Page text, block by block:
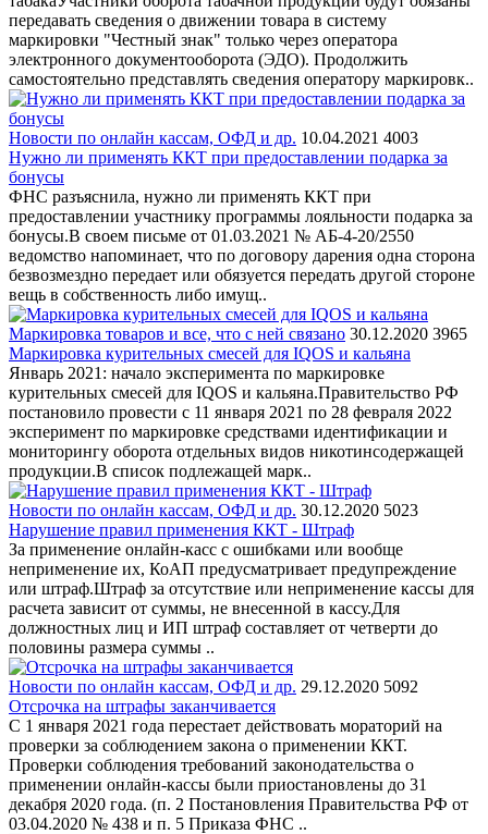
передавать сведения о движении товара в систему
маркировки "Честный знак" только через оператора
электронного документооборота (ЭДО). Продолжить
самостоятельно представлять сведения оператору маркировк..
Новости по онлайн кассам, ОФД и др. 10.04.2021 4003
Нужно ли применять ККТ при предоставлении подарка за
бонусы
ФНС разъяснила, нужно ли применять ККТ при
предоставлении участнику программы лояльности подарка за
бонусы.В своем письме от 01.03.2021 № АБ-4-20/2550
ведомство напоминает, что по договору дарения одна сторона
безвозмездно передает или обязуется передать другой стороне
вещь в собственность либо имущ..
Маркировка товаров и все, что с ней связано 30.12.2020 3965
Маркировка курительных смесей для IQOS и кальяна
Январь 2021: начало эксперимента по маркировке
курительных смесей для IQOS и кальяна.Правительство РФ
постановило провести с 11 января 2021 по 28 февраля 2022
эксперимент по маркировке средствами идентификации и
мониторингу оборота отдельных видов никотинсодержащей
продукции.В список подлежащей марк..
Новости по онлайн кассам, ОФД и др. 30.12.2020 5023
Нарушение правил применения ККТ - Штраф
За применение онлайн-касс с ошибками или вообще
неприменение их, КоАП предусматривает предупреждение
или штраф.Штраф за отсутствие или неприменение кассы для
расчета зависит от суммы, не внесенной в кассу.Для
должностных лиц и ИП штраф составляет от четверти до
половины размера суммы ..
Новости по онлайн кассам, ОФД и др. 29.12.2020 5092
Отсрочка на штрафы заканчивается
С 1 января 2021 года перестает действовать мораторий на
проверки за соблюдением закона о применении ККТ.
Проверки соблюдения требований законодательства о
применении онлайн-кассы были приостановлены до 31
декабря 2020 года. (п. 2 Постановления Правительства РФ от
03.04.2020 № 438 и п. 5 Приказа ФНС ..